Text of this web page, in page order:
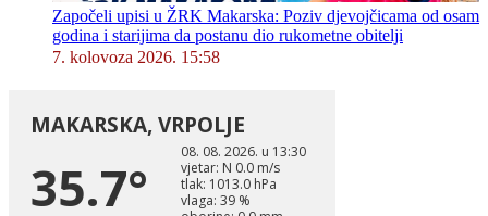
Započeli upisi u ŽRK Makarska: Poziv djevojčicama od osam
godina i starijima da postanu dio rukometne obitelji
7. kolovoza 2026. 15:58